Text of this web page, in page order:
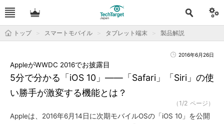
トップ スマートモバイル タブレット端末 製品解説
2016年6月26日
5分で分かる「iOS 10」――「Safari」「Siri」の使
い勝手が激変する機能とは？
AppleがWWDC 2016でお披露目
（1/2 ページ）
Appleは、2016年6月14日に次期モバイルOSの「iOS 10」を公開